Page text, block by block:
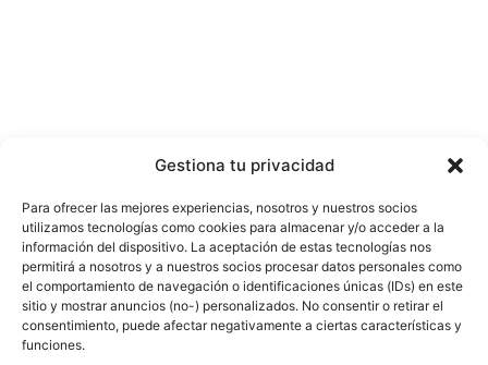
Gestiona tu privacidad
Para ofrecer las mejores experiencias, nosotros y nuestros socios
utilizamos tecnologías como cookies para almacenar y/o acceder a la
información del dispositivo. La aceptación de estas tecnologías nos
permitirá a nosotros y a nuestros socios procesar datos personales como
el comportamiento de navegación o identificaciones únicas (IDs) en este
sitio y mostrar anuncios (no-) personalizados. No consentir o retirar el
consentimiento, puede afectar negativamente a ciertas características y
funciones.